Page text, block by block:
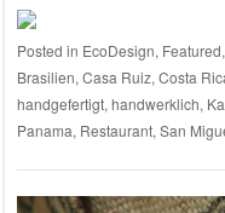
Posted in EcoDesign, Featured,
Brasilien, Casa Ruiz, Costa
handgefertigt, handwerklich,
Panama, Restaurant, San